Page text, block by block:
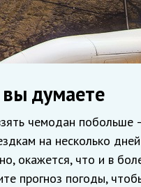
думаете
чемодан побольше
на несколько
окажется, что и в
прогноз погоды,